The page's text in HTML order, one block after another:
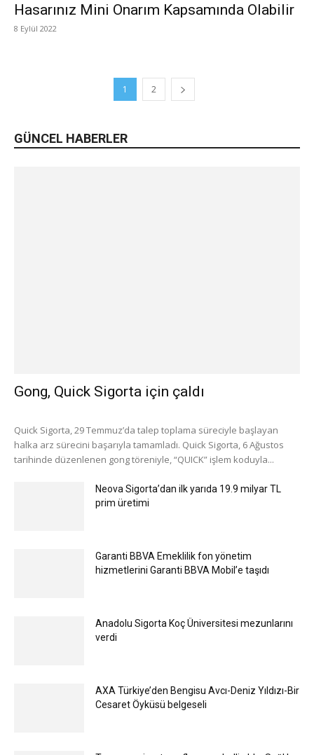
Hasarınız Mini Onarım Kapsamında Olabilir
8 Eylül 2022
1 2
GÜNCEL HABERLER
Gong, Quick Sigorta için çaldı
Quick Sigorta, 29 Temmuz’da talep toplama süreciyle başlayan
halka arz sürecini başarıyla tamamladı. Quick Sigorta, 6 Ağustos
tarihinde düzenlenen gong töreniyle, “QUICK” işlem koduyla...
Neova Sigorta’dan ilk yarıda 19.9 milyar TL
prim üretimi
Garanti BBVA Emeklilik fon yönetim
hizmetlerini Garanti BBVA Mobil’e taşıdı
Anadolu Sigorta Koç Üniversitesi mezunlarını
verdi
AXA Türkiye’den Bengisu Avcı-Deniz Yıldızı-Bir
Cesaret Öyküsü belgeseli